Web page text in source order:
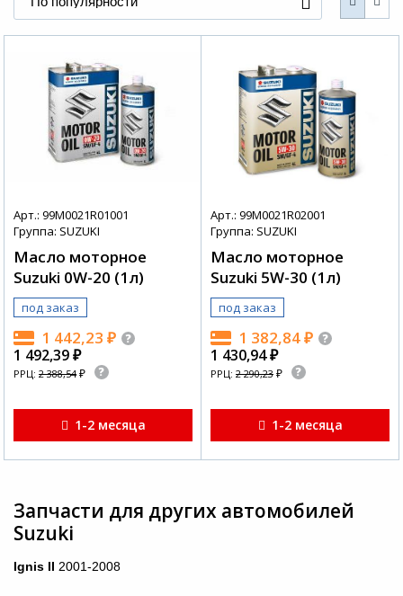
Арт.: 99M0021R01001
Группа: SUZUKI
Масло моторное
Suzuki 0W-20 (1л)
под заказ
1 442,23 ₽
1 492,39₽
РРЦ: 2 388,54₽
1-2 месяца
Арт.: 99M0021R02001
Группа: SUZUKI
Масло моторное
Suzuki 5W-30 (1л)
под заказ
1 382,84₽
1 430,94₽
РРЦ: 2 290,23 ₽
1-2 месяца
Запчасти для других автомобилей
Suzuki
Ignis II 2001-2008